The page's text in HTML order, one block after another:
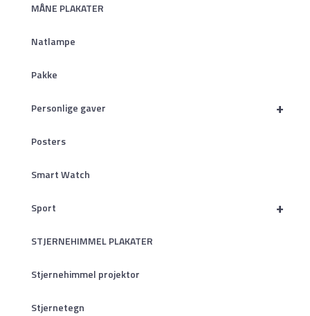
MÅNE PLAKATER
Natlampe
Pakke
+
Personlige gaver
Posters
Smart Watch
+
Sport
STJERNEHIMMEL PLAKATER
Stjernehimmel projektor
Stjernetegn